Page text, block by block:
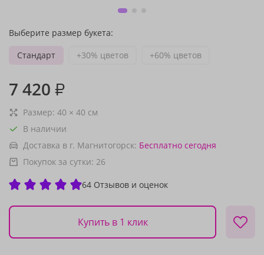
Выберите размер букета:
Стандарт
+30% цветов +60% цветов
7 420 ₽
Размер: 40 × 40 см
В наличии
Доставка в г. Магнитогорск: Бесплатно сегодня
Покупок за сутки: 26
64 Отзывов и оценок
Купить в 1 клик